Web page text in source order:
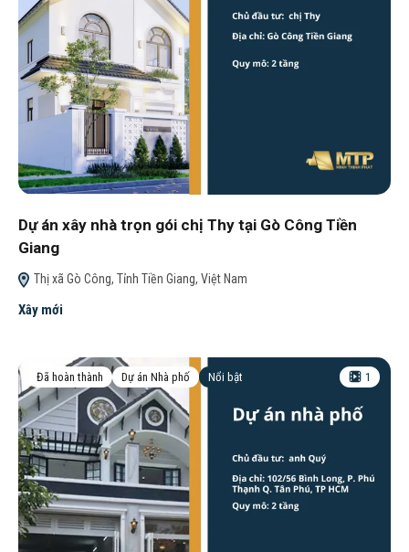
Dự án xây nhà trọn gói chị Thy tại Gò Công Tiền
Giang
Thị xã Gò Công, Tỉnh Tiền Giang, Việt Nam
Xây mới
Đã hoàn thành Dự án Nhà phố Nổi bật 1